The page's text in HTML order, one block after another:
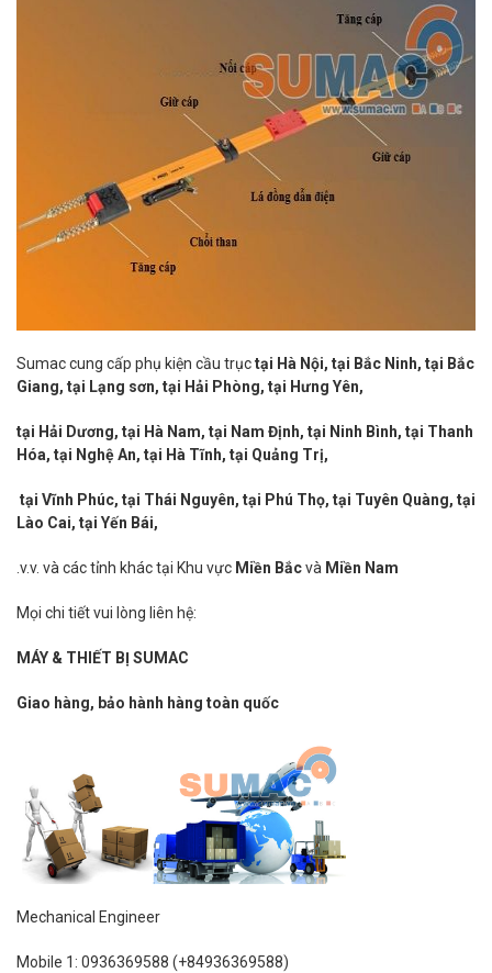
Sumac cung cấp phụ kiện cầu trụctại Hà Nội, tại Bắc Ninh, tại Bắc
Giang, tại Lạng sơn, tại Hải Phòng, tại Hưng Yên,
tại Hải Dương, tại Hà Nam, tại Nam Định, tại Ninh Bình, tại Thanh
Hóa, tại Nghệ An, tại Hà Tĩnh, tại Quảng Trị,
tại Vĩnh Phúc, tại Thái Nguyên, tại Phú Thọ, tại Tuyên Quàng, tại
Lào Cai, tại Yến Bái,
.v.v. và các tỉnh khác tại Khu vực Miền Bắcvà Miền Nam
Mọi chi tiết vui lòng liên hệ:
MÁY & THIẾT BỊ SUMAC
Giao hàng, bảo hành hàng toàn quốc
Mechanical Engineer
Mobile 1: 0936369588 (+84936369588)